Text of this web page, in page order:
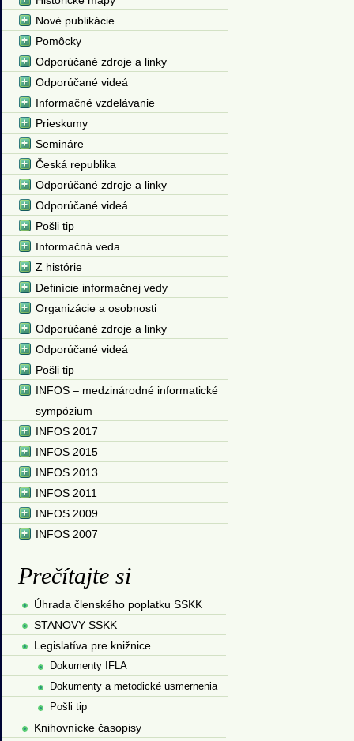
Nové publikácie
Pomôcky
Odporúčané zdroje a linky
Odporúčané videá
Informačné vzdelávanie
Prieskumy
Semináre
Česká republika
Odporúčané zdroje a linky
Odporúčané videá
Pošli tip
Informačná veda
Z histórie
Definície informačnej vedy
Organizácie a osobnosti
Odporúčané zdroje a linky
Odporúčané videá
Pošli tip
INFOS – medzinárodné informatické
sympózium
INFOS 2017
INFOS 2015
INFOS 2013
INFOS 2011
INFOS 2009
INFOS 2007
Prečítajte si
Úhrada členského poplatku SSKK
STANOVY SSKK
Legislatíva pre knižnice
Dokumenty IFLA
Dokumenty a metodické usmernenia
Pošli tip
Knihovnícke časopisy